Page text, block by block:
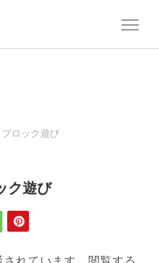
T
ロック遊び
ク遊び